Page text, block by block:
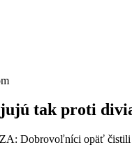
tak proti
Dobrovoľníci opäť